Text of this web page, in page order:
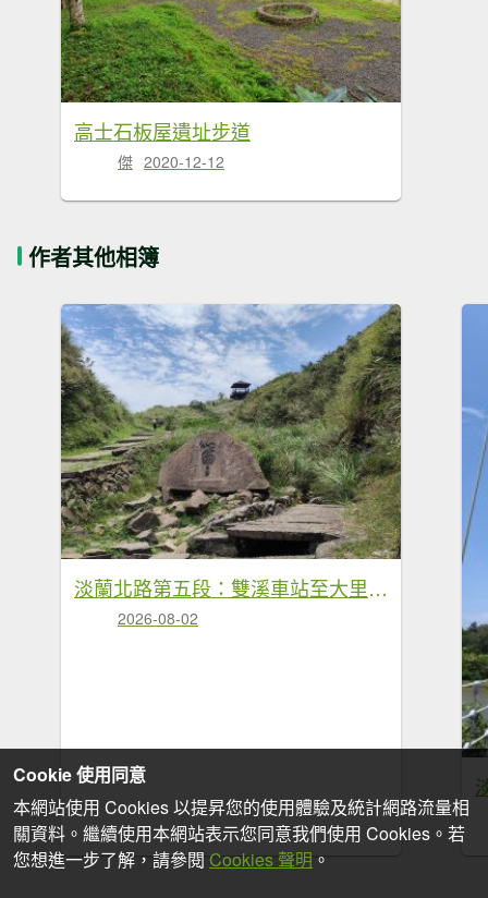
高士石板屋遺址步道
傑 2020-12-12
作者其他相簿
淡蘭北路第五段：雙溪車站至大里車站
2026-08-02
Cookie 使用同意
本網站使用 Cookies 以提昇您的使用體驗及統計網路流量相
關資料。繼續使用本網站表示您同意我們使用 Cookies。若
您想進一步了解，請參閱 Cookies 聲明 。